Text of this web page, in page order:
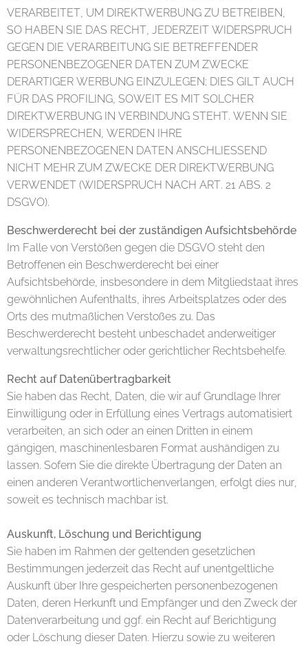
VERARBEITET, UM DIREKTWERBUNG ZU BETREIBEN,
SO HABEN SIE DAS RECHT, JEDERZEIT WIDERSPRUCH
GEGEN DIE VERARBEITUNG SIE BETREFFENDER
PERSONENBEZOGENER DATEN ZUM ZWECKE
DERARTIGER WERBUNG EINZULEGEN; DIES GILT AUCH
FÜR DAS PROFILING, SOWEIT ES MIT SOLCHER
DIREKTWERBUNG IN VERBINDUNG STEHT. WENN SIE
WIDERSPRECHEN, WERDEN IHRE
PERSONENBEZOGENEN DATEN ANSCHLIESSEND
NICHT MEHR ZUM ZWECKE DER DIREKTWERBUNG
VERWENDET (WIDERSPRUCH NACH ART. 21 ABS. 2
DSGVO).
Beschwerderecht bei der zuständigen Aufsichtsbehörde
Im Falle von Verstößen gegen die DSGVO steht den
Betroffenen ein Beschwerderecht bei einer
Aufsichtsbehörde, insbesondere in dem Mitgliedstaat ihres
gewöhnlichen Aufenthalts, ihres Arbeitsplatzes oder des
Orts des mutmaßlichen Verstoßes zu. Das
Beschwerderecht besteht unbeschadet anderweitiger
verwaltungsrechtlicher oder gerichtlicher Rechtsbehelfe.
Recht auf Datenübertragbarkeit
Sie haben das Recht, Daten, die wir auf Grundlage Ihrer
Einwilligung oder in Erfüllung eines Vertrags automatisiert
verarbeiten, an sich oder an einen Dritten in einem
gängigen, maschinenlesbaren Format aushändigen zu
lassen. Sofern Sie die direkte Übertragung der Daten an
einen anderen Verantwortlichenverlangen, erfolgt dies nur,
soweit es technisch machbar ist.
Auskunft, Löschung und Berichtigung
Sie haben im Rahmen der geltenden gesetzlichen
Bestimmungen jederzeit das Recht auf unentgeltliche
Auskunft über Ihre gespeicherten personenbezogenen
Daten, deren Herkunft und Empfänger und den Zweck der
Datenverarbeitung und ggf. ein Recht auf Berichtigung
oder Löschung dieser Daten. Hierzu sowie zu weiteren